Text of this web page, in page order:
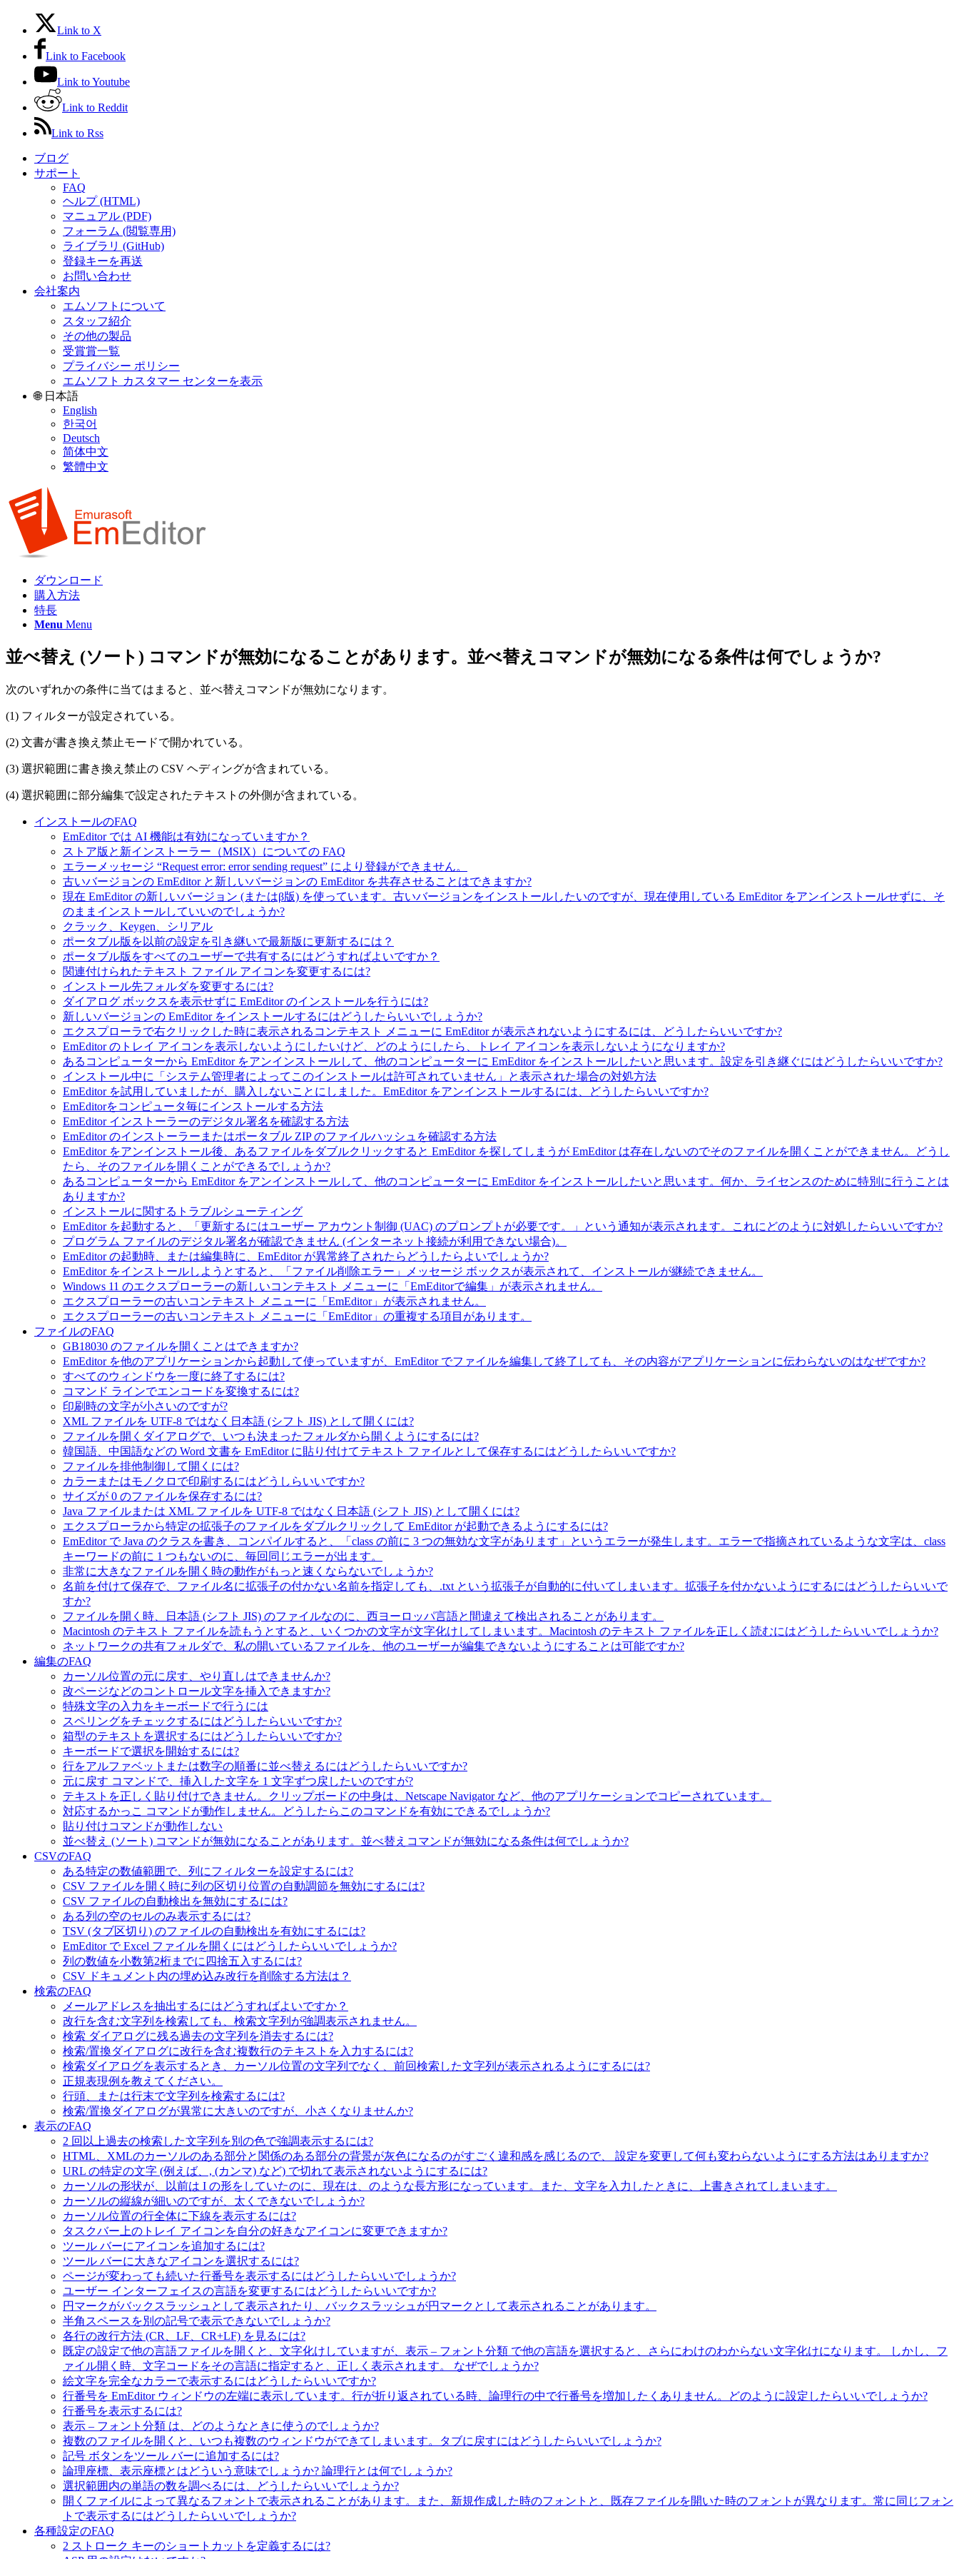
Link to X
Link to Facebook
Link to Youtube
Link to Reddit
Link to Rss
ブログ
サポート
FAQ
ヘルプ (HTML)
マニュアル (PDF)
フォーラム (閲覧専用)
ライブラリ (GitHub)
登録キーを再送
お問い合わせ
会社案内
エムソフトについて
スタッフ紹介
その他の製品
受賞賞一覧
プライバシー ポリシー
エムソフト カスタマー センターを表示
🌐 日本語
English
한국어
Deutsch
简体中文
繁體中文
ダウンロード
購入方法
特長
Menu Menu
並べ替え (ソート) コマンドが無効になることがあります。並べ替えコマンドが無効になる条件は何でしょうか?
次のいずれかの条件に当てはまると、並べ替えコマンドが無効になります。
(1) フィルターが設定されている。
(2) 文書が書き換え禁止モードで開かれている。
(3) 選択範囲に書き換え禁止の CSV ヘディングが含まれている。
(4) 選択範囲に部分編集で設定されたテキストの外側が含まれている。
インストールのFAQ
EmEditor では AI 機能は有効になっていますか？
ストア版と新インストーラー（MSIX）についての FAQ
エラーメッセージ “Request error: error sending request” により登録ができません。
古いバージョンの EmEditor と新しいバージョンの EmEditor を共存させることはできますか?
現在 EmEditor の新しいバージョン (またはβ版) を使っています。古いバージョンをインストールしたいのですが、現在使用している EmEditor をアンインストールせずに、そ
のままインストールしていいのでしょうか?
クラック、Keygen、シリアル
ポータブル版を以前の設定を引き継いで最新版に更新するには？
ポータブル版をすべてのユーザーで共有するにはどうすればよいですか？
関連付けられたテキスト ファイル アイコンを変更するには?
インストール先フォルダを変更するには?
ダイアログ ボックスを表示せずに EmEditor のインストールを行うには?
新しいバージョンの EmEditor をインストールするにはどうしたらいいでしょうか?
エクスプローラで右クリックした時に表示されるコンテキスト メニューに EmEditor が表示されないようにするには、どうしたらいいですか?
EmEditor のトレイ アイコンを表示しないようにしたいけど、どのようにしたら、トレイ アイコンを表示しないようになりますか?
あるコンピューターから EmEditor をアンインストールして、他のコンピューターに EmEditor をインストールしたいと思います。設定を引き継ぐにはどうしたらいいですか?
インストール中に「システム管理者によってこのインストールは許可されていません」と表示された場合の対処方法
EmEditor を試用していましたが、購入しないことにしました。EmEditor をアンインストールするには、どうしたらいいですか?
EmEditorをコンピュータ毎にインストールする方法
EmEditor インストーラーのデジタル署名を確認する方法
EmEditor のインストーラーまたはポータブル ZIP のファイルハッシュを確認する方法
EmEditor をアンインストール後、あるファイルをダブルクリックすると EmEditor を探してしまうが EmEditor は存在しないのでそのファイルを開くことができません。どうし
たら、そのファイルを開くことができるでしょうか?
あるコンピューターから EmEditor をアンインストールして、他のコンピューターに EmEditor をインストールしたいと思います。何か、ライセンスのために特別に行うことは
ありますか?
インストールに関するトラブルシューティング
EmEditor を起動すると、「更新するにはユーザー アカウント制御 (UAC) のプロンプトが必要です。」という通知が表示されます。これにどのように対処したらいいですか?
プログラム ファイルのデジタル署名が確認できません (インターネット接続が利用できない場合)。
EmEditor の起動時、または編集時に、EmEditor が異常終了されたらどうしたらよいでしょうか?
EmEditor をインストールしようとすると、「ファイル削除エラー」メッセージ ボックスが表示されて、インストールが継続できません。
Windows 11 のエクスプローラーの新しいコンテキスト メニューに「EmEditorで編集」が表示されません。
エクスプローラーの古いコンテキスト メニューに「EmEditor」が表示されません。
エクスプローラーの古いコンテキスト メニューに「EmEditor」の重複する項目があります。
ファイルのFAQ
GB18030 のファイルを開くことはできますか?
EmEditor を他のアプリケーションから起動して使っていますが、EmEditor でファイルを編集して終了しても、その内容がアプリケーションに伝わらないのはなぜですか?
すべてのウィンドウを一度に終了するには?
コマンド ラインでエンコードを変換するには?
印刷時の文字が小さいのですが?
XML ファイルを UTF-8 ではなく日本語 (シフト JIS) として開くには?
ファイルを開くダイアログで、いつも決まったフォルダから開くようにするには?
韓国語、中国語などの Word 文書を EmEditor に貼り付けてテキスト ファイルとして保存するにはどうしたらいいですか?
ファイルを排他制御して開くには?
カラーまたはモノクロで印刷するにはどうしらいいですか?
サイズが 0 のファイルを保存するには?
Java ファイルまたは XML ファイルを UTF-8 ではなく日本語 (シフト JIS) として開くには?
エクスプローラから特定の拡張子のファイルをダブルクリックして EmEditor が起動できるようにするには?
EmEditor で Java のクラスを書き、コンパイルすると、「class の前に 3 つの無効な文字があります」というエラーが発生します。エラーで指摘されているような文字は、class
キーワードの前に 1 つもないのに、毎回同じエラーが出ます。
非常に大きなファイルを開く時の動作がもっと速くならないでしょうか?
名前を付けて保存で、ファイル名に拡張子の付かない名前を指定しても、.txt という拡張子が自動的に付いてしまいます。拡張子を付かないようにするにはどうしたらいいで
すか?
ファイルを開く時、日本語 (シフト JIS) のファイルなのに、西ヨーロッパ言語と間違えて検出されることがあります。
Macintosh のテキスト ファイルを読もうとすると、いくつかの文字が文字化けしてしまいます。Macintosh のテキスト ファイルを正しく読むにはどうしたらいいでしょうか?
ネットワークの共有フォルダで、私の開いているファイルを、他のユーザーが編集できないようにすることは可能ですか?
編集のFAQ
カーソル位置の元に戻す、やり直しはできませんか?
改ページなどのコントロール文字を挿入できますか?
特殊文字の入力をキーボードで行うには
スペリングをチェックするにはどうしたらいいですか?
箱型のテキストを選択するにはどうしたらいいですか?
キーボードで選択を開始するには?
行をアルファベットまたは数字の順番に並べ替えるにはどうしたらいいですか?
元に戻す コマンドで、挿入した文字を 1 文字ずつ戻したいのですが?
テキストを正しく貼り付けできません。クリップボードの中身は、Netscape Navigator など、他のアプリケーションでコピーされています。
対応するかっこ コマンドが動作しません。どうしたらこのコマンドを有効にできるでしょうか?
貼り付けコマンドが動作しない
並べ替え (ソート) コマンドが無効になることがあります。並べ替えコマンドが無効になる条件は何でしょうか?
CSVのFAQ
ある特定の数値範囲で、列にフィルターを設定するには?
CSV ファイルを開く時に列の区切り位置の自動調節を無効にするには?
CSV ファイルの自動検出を無効にするには?
ある列の空のセルのみ表示するには?
TSV (タブ区切り) のファイルの自動検出を有効にするには?
EmEditor で Excel ファイルを開くにはどうしたらいいでしょうか?
列の数値を小数第2桁までに四捨五入するには?
CSV ドキュメント内の埋め込み改行を削除する方法は？
検索のFAQ
メールアドレスを抽出するにはどうすればよいですか？
改行を含む文字列を検索しても、検索文字列が強調表示されません。
検索 ダイアログに残る過去の文字列を消去するには?
検索/置換ダイアログに改行を含む複数行のテキストを入力するには?
検索ダイアログを表示するとき、カーソル位置の文字列でなく、前回検索した文字列が表示されるようにするには?
正規表現例を教えてください。
行頭、または行末で文字列を検索するには?
検索/置換ダイアログが異常に大きいのですが、小さくなりませんか?
表示のFAQ
2 回以上過去の検索した文字列を別の色で強調表示するには?
HTML、XMLのカーソルのある部分と関係のある部分の背景が灰色になるのがすごく違和感を感じるので、 設定を変更して何も変わらないようにする方法はありますか?
URL の特定の文字 (例えば、, (カンマ) など) で切れて表示されないようにするには?
カーソルの形状が、以前は I の形をしていたのに、現在は、のような長方形になっています。また、文字を入力したときに、上書きされてしまいます。
カーソルの縦線が細いのですが、太くできないでしょうか?
カーソル位置の行全体に下線を表示するには?
タスクバー上のトレイ アイコンを自分の好きなアイコンに変更できますか?
ツール バーにアイコンを追加するには?
ツール バーに大きなアイコンを選択するには?
ページが変わっても続いた行番号を表示するにはどうしたらいいでしょうか?
ユーザー インターフェイスの言語を変更するにはどうしたらいいですか?
円マークがバックスラッシュとして表示されたり、バックスラッシュが円マークとして表示されることがあります。
半角スペースを別の記号で表示できないでしょうか?
各行の改行方法 (CR、LF、CR+LF) を見るには?
既定の設定で他の言語ファイルを開くと、文字化けしていますが、表示 – フォント分類 で他の言語を選択すると、さらにわけのわからない文字化けになります。 しかし、フ
ァイル開く時、文字コードをその言語に指定すると、正しく表示されます。 なぜでしょうか?
絵文字を完全なカラーで表示するにはどうしたらいいですか?
行番号を EmEditor ウィンドウの左端に表示しています。行が折り返されている時、論理行の中で行番号を増加したくありません。どのように設定したらいいでしょうか?
行番号を表示するには?
表示 – フォント分類 は、どのようなときに使うのでしょうか?
複数のファイルを開くと、いつも複数のウィンドウができてしまいます。タブに戻すにはどうしたらいいでしょうか?
記号 ボタンをツール バーに追加するには?
論理座標、表示座標とはどういう意味でしょうか? 論理行とは何でしょうか?
選択範囲内の単語の数を調べるには、どうしたらいいでしょうか?
開くファイルによって異なるフォントで表示されることがあります。また、新規作成した時のフォントと、既存ファイルを開いた時のフォントが異なります。常に同じフォン
トで表示するにはどうしたらいいでしょうか?
各種設定のFAQ
2 ストローク キーのショートカットを定義するには?